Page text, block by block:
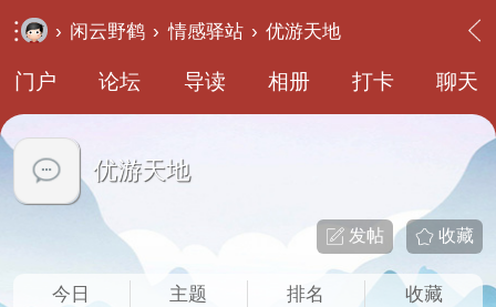
› 闲云野鹤 › 情感驿站 › 优游天地
门户 论坛 导读 相册 打卡 聊天
优游天地
收藏
发帖
今日 主题 排名 收藏